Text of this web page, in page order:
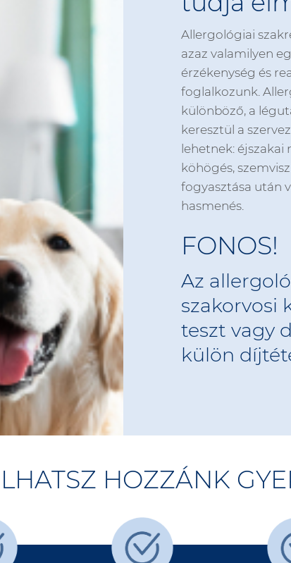
Allergológiai
azaz valamilyen
érzékenység és
foglalkozunk.
különböző, a
keresztül a
lehetnek:
köhögés,
fogyasztása után
hasmenés.
FONOS!
Az
szakorvosi
teszt vagy
külön
HOZZÁNK